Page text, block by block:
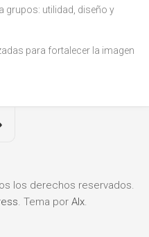
grupos: utilidad, diseño y
para fortalecer la imagen
los derechos reservados.
. Tema por Alx.